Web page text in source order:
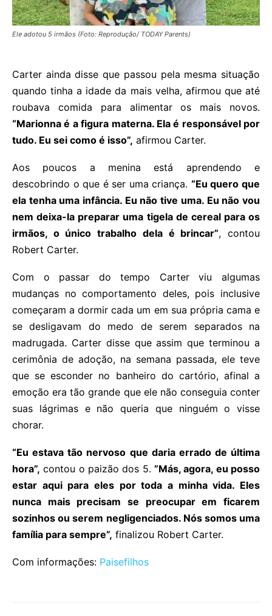
Ele adotou 5 irmãos (Foto: Reprodução/ TODAY Parents)
Carter ainda disse que passou pela mesma situação
quando tinha a idade da mais velha, afirmou que até
roubava comida para alimentar os mais novos.
“Marionna é a figura materna. Ela é responsável por
tudo. Eu sei como é isso”, afirmou Carter.
Aos poucos a menina está aprendendo e
descobrindo o que é ser uma criança. “Eu quero que
ela tenha uma infância. Eu não tive uma. Eu não vou
nem deixa-la preparar uma tigela de cereal para os
irmãos, o único trabalho dela é brincar”, contou
Robert Carter.
Com o passar do tempo Carter viu algumas
mudanças no comportamento deles, pois inclusive
começaram a dormir cada um em sua própria cama e
se desligavam do medo de serem separados na
madrugada. Carter disse que assim que terminou a
cerimônia de adoção, na semana passada, ele teve
que se esconder no banheiro do cartório, afinal a
emoção era tão grande que ele não conseguia conter
suas lágrimas e não queria que ninguém o visse
chorar.
“Eu estava tão nervoso que daria errado de última
hora”, contou o paizão dos 5. ”Más, agora, eu posso
estar aqui para eles por toda a minha vida. Eles
nunca mais precisam se preocupar em ficarem
sozinhos ou serem negligenciados. Nós somos uma
família para sempre”, finalizou Robert Carter.
Com informações: Paisefilhos